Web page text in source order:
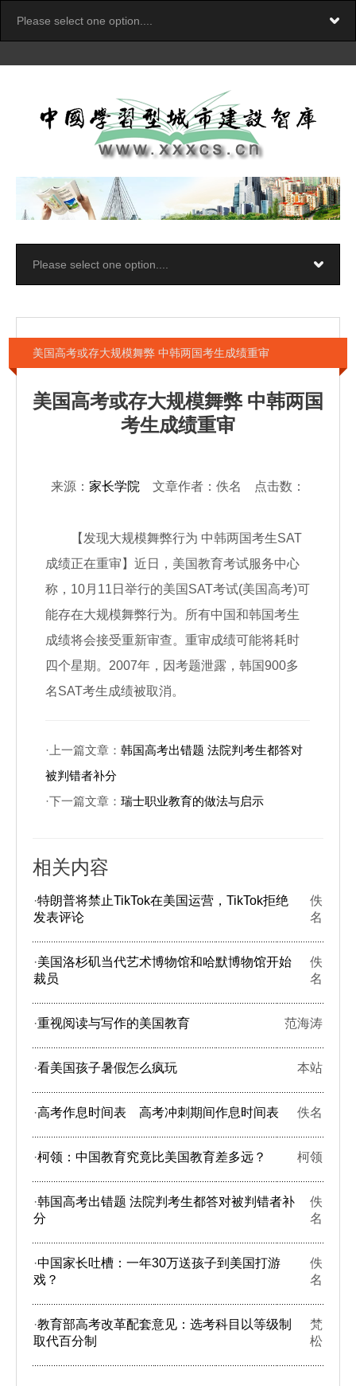
美国高考或存大规模舞弊 中韩两国考生成绩重审
美国高考或存大规模舞弊 中韩两国
考生成绩重审
来源： 家长学院 文章作者：佚名 点击数：
【发现大规模舞弊行为 中韩两国考生SAT
成绩正在重审】近日，美国教育考试服务中心
称，10月11日举行的美国SAT考试(美国高考)可
能存在大规模舞弊行为。所有中国和韩国考生
成绩将会接受重新审查。重审成绩可能将耗时
四个星期。2007年，因考题泄露，韩国900多
名SAT考生成绩被取消。
·上一篇文章： 韩国高考出错题 法院判考生都答对
被判错者补分
·下一篇文章： 瑞士职业教育的做法与启示
相关内容
·特朗普将禁止TikTok在美国运营，TikTok拒绝
发表评论
佚
名
·美国洛杉矶当代艺术博物馆和哈默博物馆开始
裁员
佚
名
·重视阅读与写作的美国教育 范海涛
·看美国孩子暑假怎么疯玩 本站
·高考作息时间表 高考冲刺期间作息时间表 佚名
·柯领：中国教育究竟比美国教育差多远？ 柯领
·韩国高考出错题 法院判考生都答对被判错者补
分
佚
名
·中国家长吐槽：一年30万送孩子到美国打游
戏？
佚
名
·教育部高考改革配套意见：选考科目以等级制
取代百分制
梵
松